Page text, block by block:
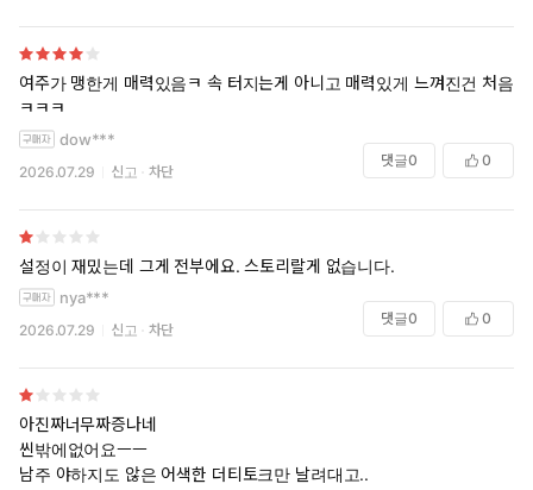
여주가 맹한게 매력있음ㅋ 속 터지는게 아니고 매력있게 느껴진건 처음
ㅋㅋㅋ
dow***
2026.07.29 신고 차단
댓글0 0
설정이 재밌는데 그게 전부에요. 스토리랄게 없습니다.
nya***
2026.07.29 신고 차단
댓글0 0
아진짜너무짜증나네
씬밖에없어요ㅡㅡ
남주 야하지도 않은 어색한 더티토크만 날려대고..